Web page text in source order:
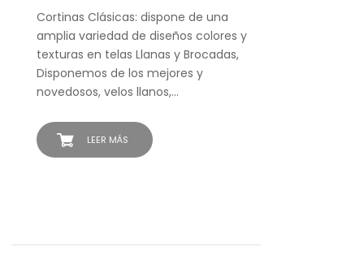
LEER MÁS
Cortinas Clásicas: dispone de una
amplia variedad de diseños colores y
texturas en telas Llanas y Brocadas,
Disponemos de los mejores y
novedosos, velos llanos,…